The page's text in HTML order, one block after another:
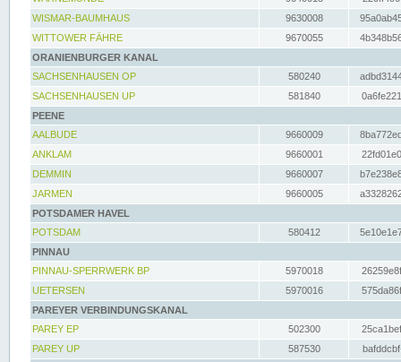
WISMAR-BAUMHAUS
9630008
WITTOWER FÄHRE
9670055
ORANIENBURGER KANAL
SACHSENHAUSEN OP
580240
SACHSENHAUSEN UP
581840
PEENE
AALBUDE
9660009
ANKLAM
9660001
DEMMIN
9660007
JARMEN
9660005
POTSDAMER HAVEL
POTSDAM
580412
PINNAU
PINNAU-SPERRWERK BP
5970018
UETERSEN
5970016
PAREYER VERBINDUNGSKANAL
PAREY EP
502300
PAREY UP
587530